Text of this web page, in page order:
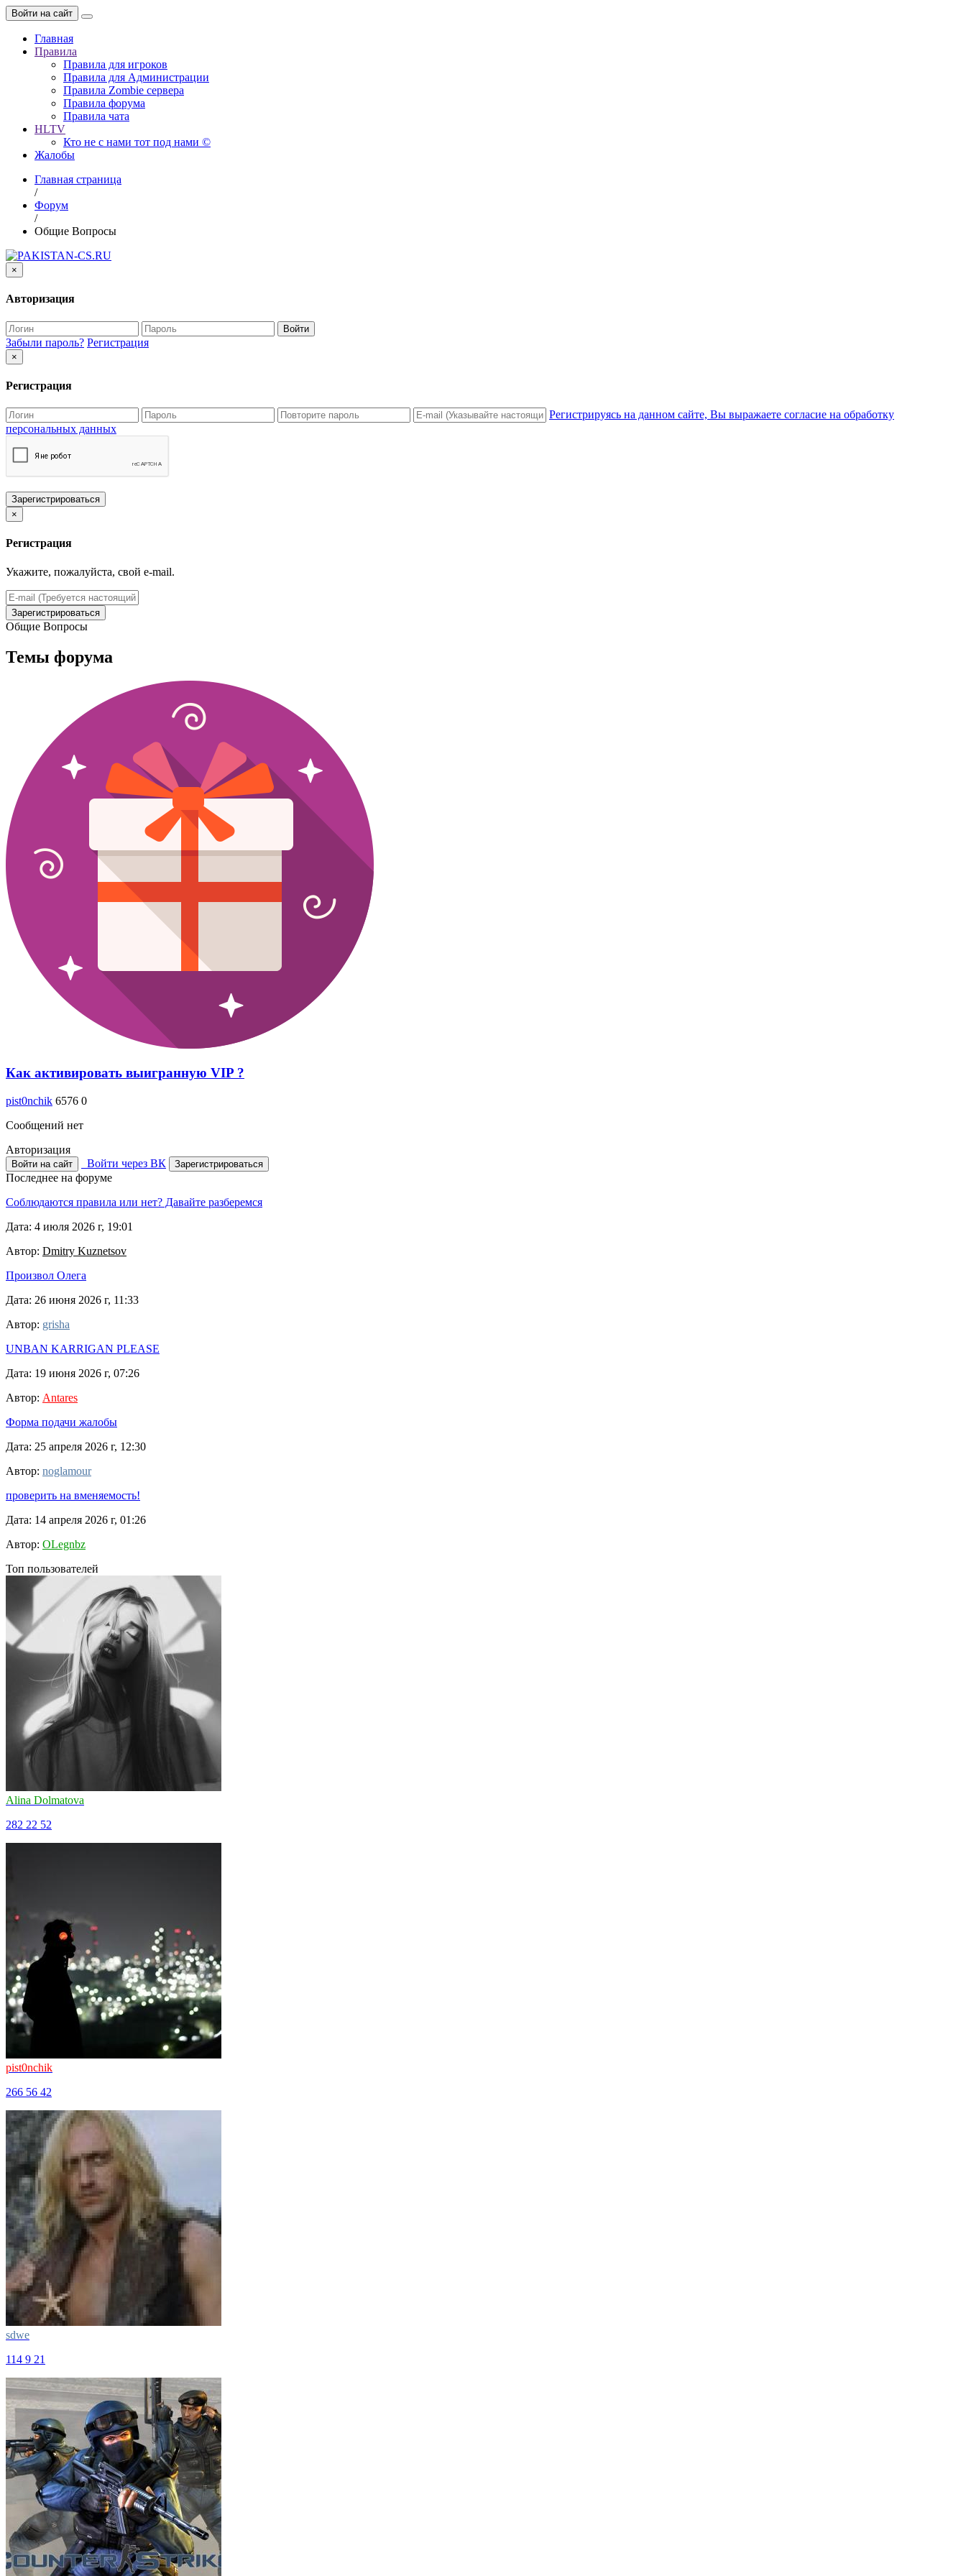
Войти на сайт
Главная
Правила
Правила для игроков
Правила для Администрации
Правила Zombie сервера
Правила форума
Правила чата
HLTV
Кто не с нами тот под нами ©
Жалобы
Главная страница
/
Форум
/
Общие Вопросы
×
Авторизация
Войти
Забыли пароль? Регистрация
×
Регистрация
Регистрируясь на данном сайте, Вы выражаете согласие на обработку
персональных данных
Зарегистрироваться
×
Регистрация
Укажите, пожалуйста, свой e-mail.
Зарегистрироваться
Общие Вопросы
Темы форума
Как активировать выигранную VIP ?
pist0nchik 6576 0
Сообщений нет
Авторизация
Войти на сайт Войти через ВК Зарегистрироваться
Последнее на форуме
Соблюдаются правила или нет? Давайте разберемся
Дата: 4 июля 2026 г, 19:01
Автор: Dmitry Kuznetsov
Произвол Олега
Дата: 26 июня 2026 г, 11:33
Автор: grisha
UNBAN KARRIGAN PLEASE
Дата: 19 июня 2026 г, 07:26
Автор: Antares
Форма подачи жалобы
Дата: 25 апреля 2026 г, 12:30
Автор: noglamour
проверить на вменяемость!
Дата: 14 апреля 2026 г, 01:26
Автор: OLegnbz
Топ пользователей
Alina Dolmatova
282 22 52
pist0nchik
266 56 42
sdwe
114 9 21